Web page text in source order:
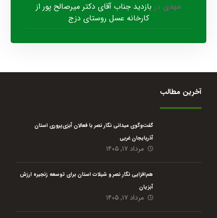
مهدی در بازدید جناب آقای دکتر میرصالح پور از
کارخانه عسل روستای دزج
آخرین مطالب
گفت‌وگوی میدانی نگار نصر با فعالان آبزی‌پروری استان
آذربایجان غربی
مرداد ۱۷, ۱۴۰۵
هم‌افزایی نگار نصر و شیلات استان برای توسعه زنجیره ارزش
آبزیان
مرداد ۱۷, ۱۴۰۵